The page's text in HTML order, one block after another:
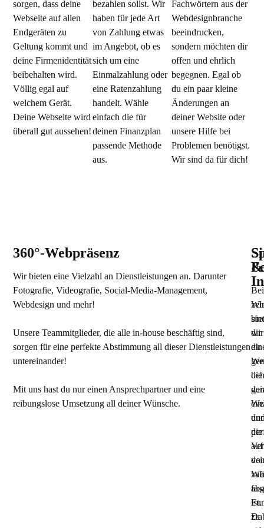
sorgen, dass deine
Webseite auf allen
Endgeräten zu
Geltung kommt und
deine Firmenidentität
beibehalten wird.
Völlig egal auf
welchem Gerät.
Deine Webseite wird
überall gut aussehen!
bezahlen sollst. Wir
haben für jede Art
von Zahlung etwas
im Angebot, ob es
sich um eine
Einmalzahlung oder
eine Ratenzahlung
handelt. Wähle
einfach die für
deinen Finanzplan
passende Methode
aus.
Fachwörtern aus der
Webdesignbranche
beeindrucken,
sondern möchten dir
offen und ehrlich
begegnen. Egal ob
du ein paar kleine
Änderungen an
deiner Website oder
unsere Hilfe bei
Problemen benötigst.
Wir sind da für dich!
360°-Webpräsenz
Wir bieten eine Vielzahl an Dienstleistungen an. Darunter
Fotografie, Videografie, Social-Media-Management,
Webdesign und mehr!
Unsere Teammitglieder, die alle in-house beschäftig sind,
sorgen für eine perfekte Abstimmung all dieser Dienstleistungen
untereinander!
Mit uns hast du nur einen Ansprechpartner und eine
reibungslose Umsetzung all deiner Wünsche.
&
Wir
dir
die
auf
ist.
Bei
wir
dir
die
zu